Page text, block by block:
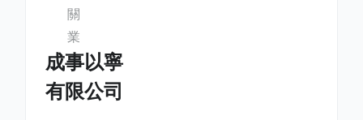
關
業
成事以寧
有限公司